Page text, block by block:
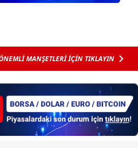
MANŞETLERİ İÇİN TIKLAYIN